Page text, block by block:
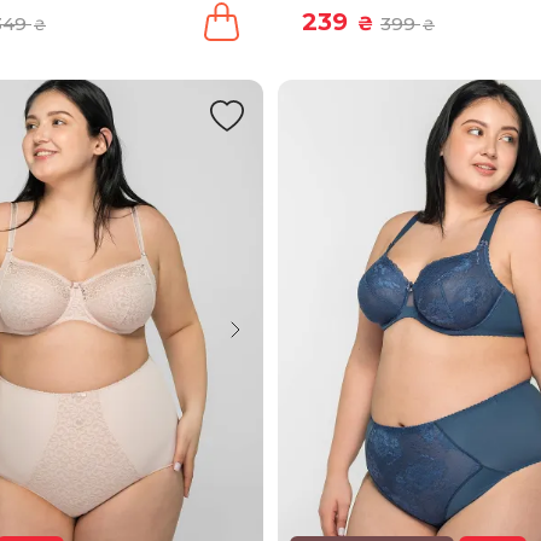
₴ 239 ₴ 399₴